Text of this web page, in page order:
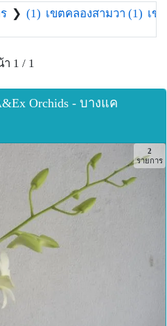
❯ (1) เขตคลองสามวา (1) เข
1 / 1
Orchids - บางแค
2
รายการ